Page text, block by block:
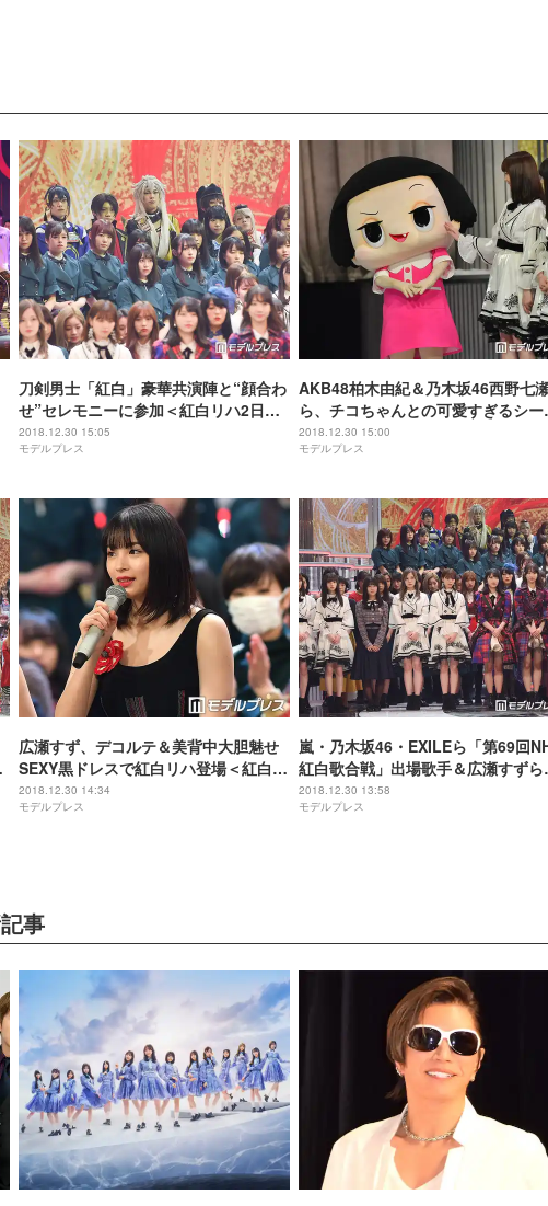
刀剣男士「紅白」豪華共演陣と“顔合わ
せ”セレモニーに参加＜紅白リハ2日目
＞
2018.12.30 15:05
モデルプレス
AKB48柏木由紀＆乃木坂46西野七
ら、チコちゃんとの可愛すぎるシー
を目撃＜紅白リハ2日目＞
2018.12.30 15:00
モデルプレス
広瀬すず、デコルテ＆美背中大胆魅せ
SEXY黒ドレスで紅白リハ登場＜紅白リ
ハ2日目＞
2018.12.30 14:34
モデルプレス
嵐・乃木坂46・EXILEら「第69回
紅白歌合戦」出場歌手＆広瀬すずら
会者が顔合わせ＜紅白リハ2日目＞
2018.12.30 13:58
モデルプレス
事